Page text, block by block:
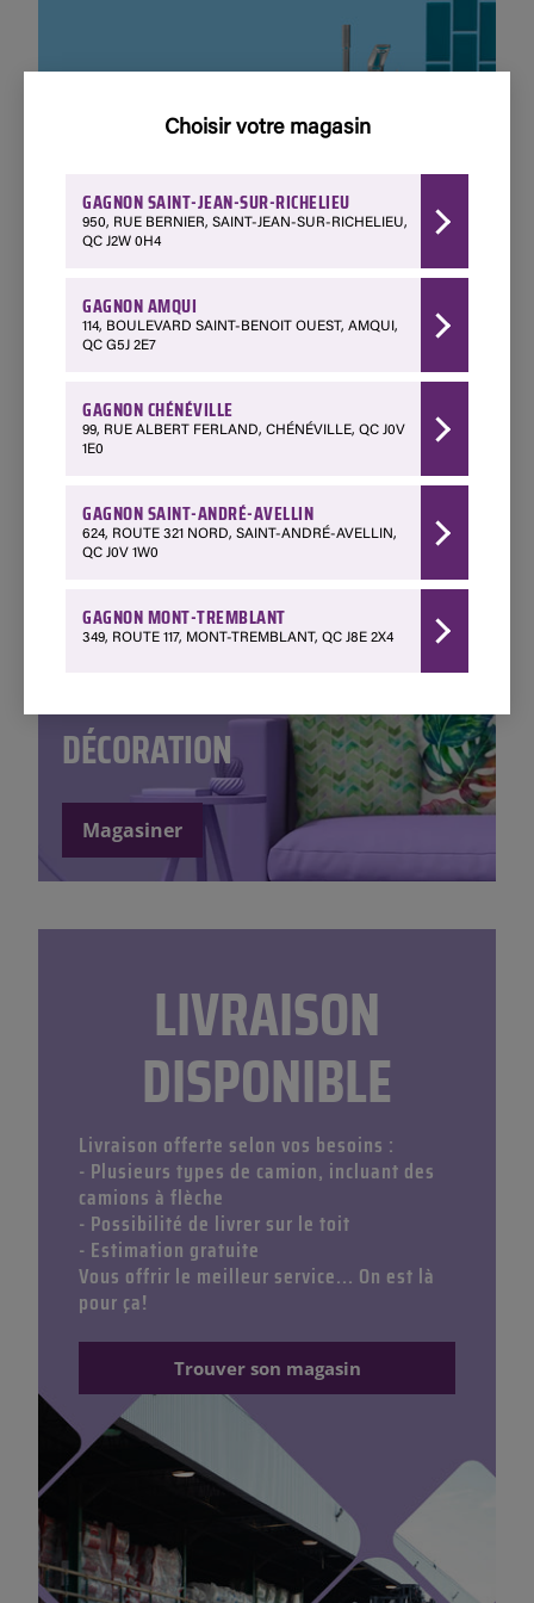
Choisir votre magasin
GAGNON SAINT-JEAN-SUR-RICHELIEU
950, RUE BERNIER, SAINT-JEAN-SUR-RICHELIEU,
QC J2W 0H4
GAGNON AMQUI
114, BOULEVARD SAINT-BENOIT OUEST, AMQUI,
QC G5J 2E7
GAGNON CHÉNÉVILLE
99, RUE ALBERT FERLAND, CHÉNÉVILLE, QC J0V
1E0
GAGNON SAINT-ANDRÉ-AVELLIN
624, ROUTE 321 NORD, SAINT-ANDRÉ-AVELLIN,
QC J0V 1W0
GAGNON MONT-TREMBLANT
349, ROUTE 117, MONT-TREMBLANT, QC J8E 2X4
Magasiner
DÉCORATION
Magasiner
LIVRAISON
DISPONIBLE
Livraison offerte selon vos besoins :
- Plusieurs types de camion, incluant des
camions à flèche
- Possibilité de livrer sur le toit
- Estimation gratuite
Vous offrir le meilleur service... On est là
pour ça!
Trouver son magasin